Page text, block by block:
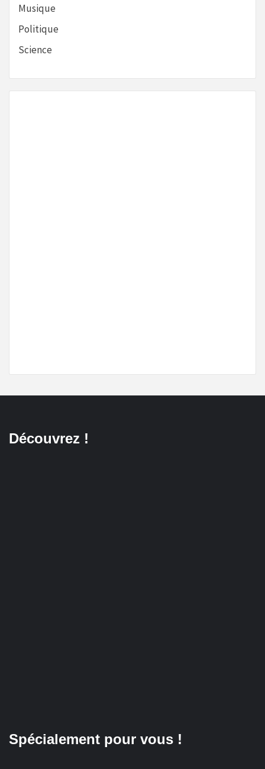
Musique
Politique
Science
Découvrez !
Spécialement pour vous !